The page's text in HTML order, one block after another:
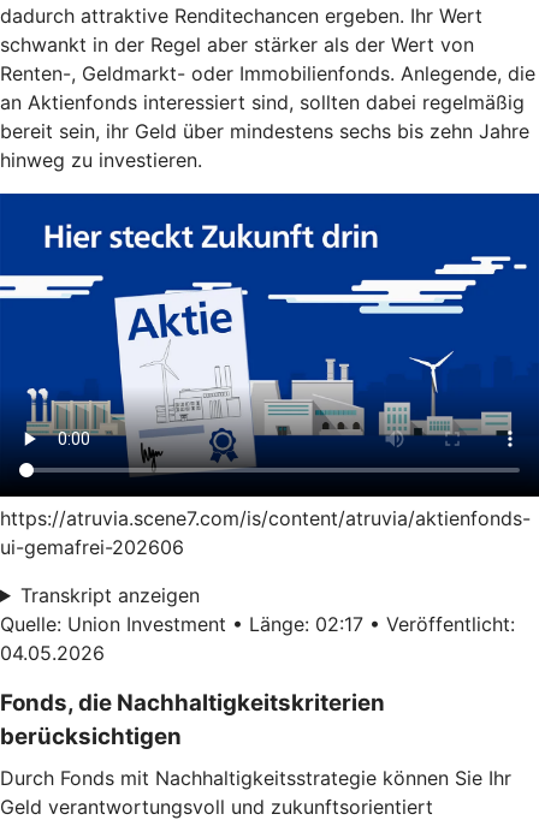
dadurch attraktive Renditechancen ergeben. Ihr Wert
schwankt in der Regel aber stärker als der Wert von
Renten-, Geldmarkt- oder Immobilienfonds. Anlegende, die
an Aktienfonds interessiert sind, sollten dabei regelmäßig
bereit sein, ihr Geld über mindestens sechs bis zehn Jahre
hinweg zu investieren.
https://atruvia.scene7.com/is/content/atruvia/aktienfonds-
ui-gemafrei-202606
Transkript anzeigen
Quelle: Union Investment • Länge: 02:17 • Veröffentlicht:
04.05.2026
Fonds, die Nachhaltigkeitskriterien
berücksichtigen
Durch Fonds mit Nachhaltigkeitsstrategie können Sie Ihr
Geld verantwortungsvoll und zukunftsorientiert